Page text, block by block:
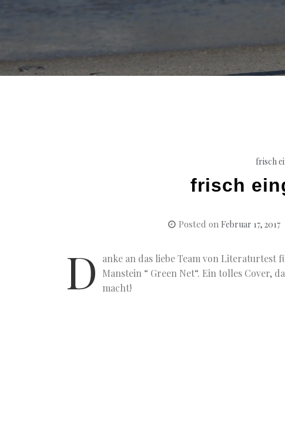
frisch
frisch
Posted on Februar 17, 2017
D
anke an das liebe Team von Literaturtest
Manstein “ Green Net“. Ein tolles Cover,
macht!